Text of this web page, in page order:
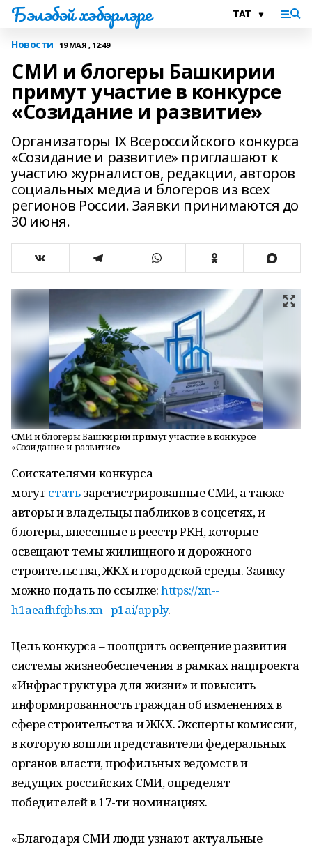
Бэлэбэй хэбэрлэре
Новости 19 МАЯ , 12:49
СМИ и блогеры Башкирии
примут участие в конкурсе
«Созидание и развитие»
Организаторы IX Всероссийского конкурса
«Созидание и развитие» приглашают к
участию журналистов, редакции, авторов
социальных медиа и блогеров из всех
регионов России. Заявки принимаются до
30 июня.
СМИ и блогеры Башкирии примут участие в конкурсе
«Созидание и развитие»
Соискателями конкурса
могут статьзарегистрированные СМИ, а также
авторы и владельцы пабликов в соцсетях, и
блогеры, внесенные в реестр РКН, которые
освещают темы жилищного и дорожного
строительства, ЖКХ и городской среды. Заявку
можно подать по ссылке:https://xn--
h1aeafhfqbhs.xn--p1ai/apply.
Цель конкурса – поощрить освещение развития
системы жизнеобеспечения в рамках нацпроекта
«Инфраструктура для жизни» и повысить
информированность граждан об изменениях в
сфере строительства и ЖКХ. Эксперты комиссии,
в которую вошли представители федеральных
органов власти, профильных ведомств и
ведущих российских СМИ, определят
победителей в 17-ти номинациях.
«Благодаря СМИ люди узнают актуальные